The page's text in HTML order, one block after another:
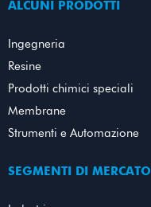
ALCUNI PRODOTTI
Ingegneria
Resine
Prodotti chimici speciali
Membrane
Strumenti e Automazione
SEGMENTI DI MERCATO